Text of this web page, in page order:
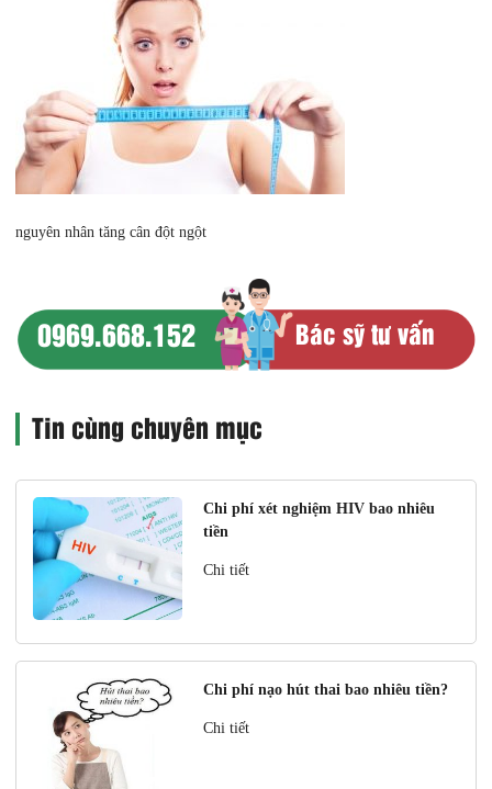
nguyên nhân tăng cân đột ngột
0969.668.152 Bác sỹ tư vấn
Tin cùng chuyên mục
Chi phí xét nghiệm HIV bao nhiêu
tiền
Chi tiết
Chi phí nạo hút thai bao nhiêu tiền?
Chi tiết